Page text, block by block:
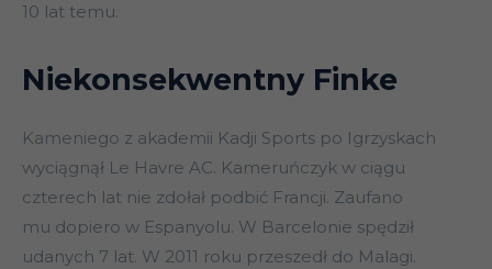
10 lat temu.
Niekonsekwentny Finke
Kameniego z akademii Kadji Sports po Igrzyskach
wyciągnął Le Havre AC. Kameruńczyk w ciągu
czterech lat nie zdołał podbić Francji. Zaufano
mu dopiero w Espanyolu. W Barcelonie spędził
udanych 7 lat. W 2011 roku przeszedł do Malagi.